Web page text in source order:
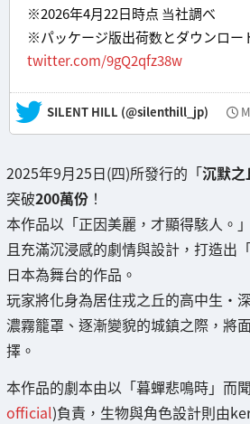
※2026年4月22日時点 当社調べ
※パッケージ版出荷数とダウンロー
twitter.com/9gQ2qfz38w
— SILENT HILL (@silenthill_jp)
2025年9月25日(四)所發行的「沉默
突破200萬份 ！
本作品以「正因美麗，才顯得駭人。
且充滿沉浸感的劇情與設計，打造出
日本為舞台的作品。
玩家將化身為居住戎之丘的高中生・
濃霧籠罩、逐漸變貌的城鎮之際，將
擇。
本作品的劇本由以「暮蟬悲鳴時」而
official)負責，生物與角色設計則由